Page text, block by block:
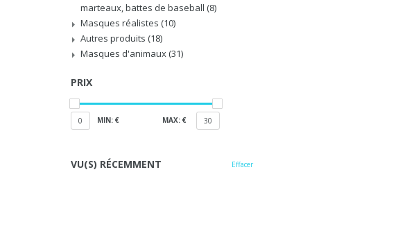
marteaux, battes de baseball (8)
Masques réalistes (10)
Autres produits (18)
Masques d'animaux (31)
PRIX
0 MIN: € MAX: € 30
VU(S) RÉCEMMENT Effacer